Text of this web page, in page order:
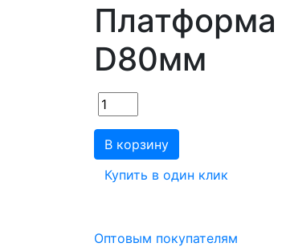
Платформа
D80мм
В корзину
Купить в один клик
Оптовым покупателям